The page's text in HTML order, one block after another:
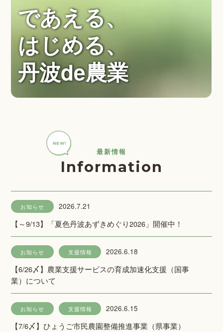
であえる、
はじめる、
丹波de農業
最新情報
Information
お知らせ 2026.7.21
【～9/13】「夏色丹波あずきめぐり2026」開催中！
お知らせ 支援情報 2026.6.18
【6/26〆】農業支援サービスの育成加速化支援（国事
業）について
お知らせ 支援情報 2026.6.15
【7/6〆】ひょうご市民農園整備推進事業（県事業）